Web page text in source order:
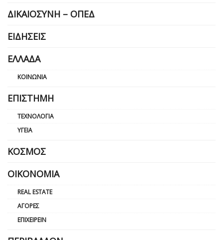
ΔΙΚΑΙΟΣΎΝΗ – ΟΠΕΔ
ΕΙΔΉΣΕΙΣ
ΕΛΛΆΔΑ
ΚΟΙΝΩΝΊΑ
ΕΠΙΣΤΉΜΗ
ΤΕΧΝΟΛΟΓΊΑ
ΥΓΕΊΑ
ΚΌΣΜΟΣ
ΟΙΚΟΝΟΜΊΑ
REAL ESTATE
ΑΓΟΡΈΣ
ΕΠΙΧΕΙΡΕΊΝ